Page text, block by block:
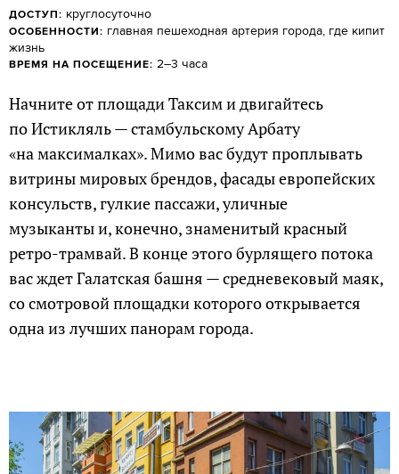
ДОСТУП: круглосуточно
ОСОБЕННОСТИ: главная пешеходная артерия города, где кипит
жизнь
ВРЕМЯ НА ПОСЕЩЕНИЕ: 2–3 часа
Начните от площади Таксим и двигайтесь
по Истикляль — стамбульскому Арбату
«на максималках». Мимо вас будут проплывать
витрины мировых брендов, фасады европейских
консульств, гулкие пассажи, уличные
музыканты и, конечно, знаменитый красный
ретро-трамвай. В конце этого бурлящего потока
вас ждет Галатская башня — средневековый маяк,
со смотровой площадки которого открывается
одна из лучших панорам города.